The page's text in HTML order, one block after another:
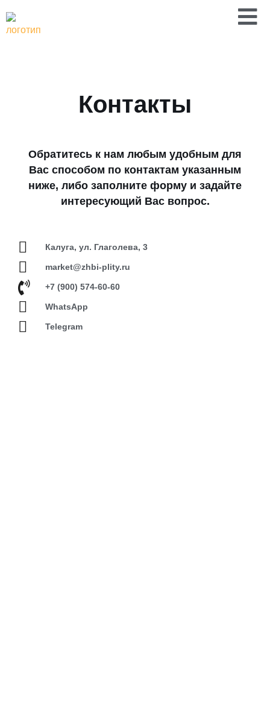
Перейти
Контакты
Обратитесь к нам любым удобным для
Вас способом по контактам указанным
ниже, либо заполните форму и задайте
интересующий Вас вопрос.
Калуга, ул. Глаголева, 3
market@zhbi-plity.ru
+7 (900) 574-60-60
WhatsApp
Telegram